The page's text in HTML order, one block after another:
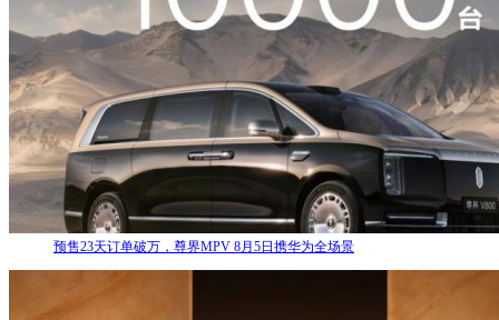
预售23天订单破万，尊界MPV 8月5日携华为全场景